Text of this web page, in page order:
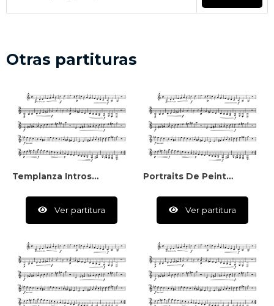
Otras partituras
Templanza Introspectiva
Ver partitura
Portraits De Peintres Para Declamación Y Piano
Ver partitura